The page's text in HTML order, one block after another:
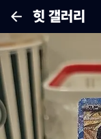
힛 갤러리